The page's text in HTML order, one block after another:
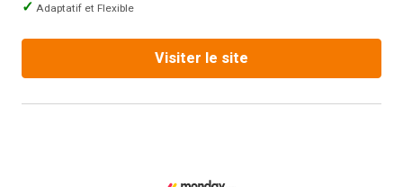
Adaptatif et Flexible
Visiter le site